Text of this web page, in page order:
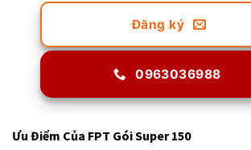
Đăng ký
0963036988
Ưu Điểm Của FPT Gói Super 150